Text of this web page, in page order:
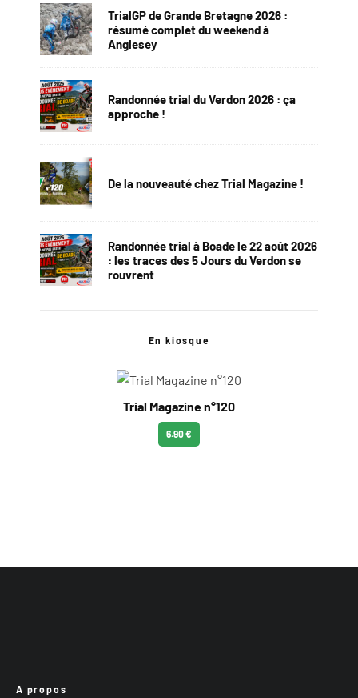
TrialGP de Grande Bretagne 2026 :
résumé complet du weekend à
Anglesey
Randonnée trial du Verdon 2026 : ça
approche !
De la nouveauté chez Trial Magazine !
Randonnée trial à Boade le 22 août 2026
: les traces des 5 Jours du Verdon se
rouvrent
En kiosque
Trial Magazine n°120
6.90 €
A propos